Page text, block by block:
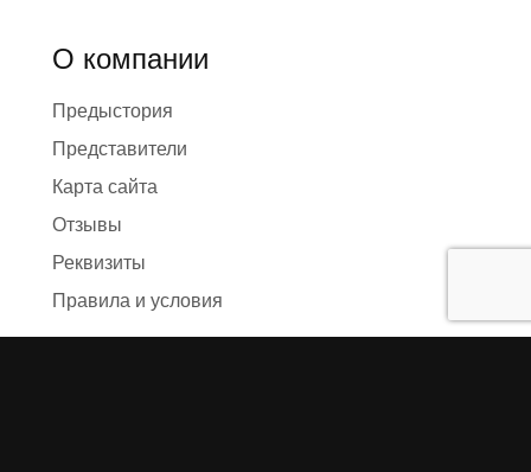
О компании
Предыстория
Представители
Карта сайта
Отзывы
Реквизиты
Правила и условия